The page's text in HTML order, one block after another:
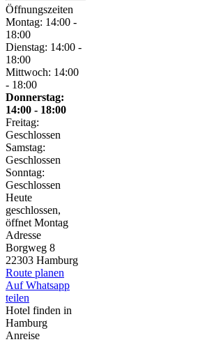
Öffnungszeiten
Montag: 14:00 -
18:00
Dienstag: 14:00 -
18:00
Mittwoch: 14:00
- 18:00
Donnerstag:
14:00 - 18:00
Freitag:
Geschlossen
Samstag:
Geschlossen
Sonntag:
Geschlossen
Heute
geschlossen,
öffnet Montag
Adresse
Borgweg 8
22303 Hamburg
Route planen
Auf Whatsapp
teilen
Hotel finden in
Hamburg
Anreise